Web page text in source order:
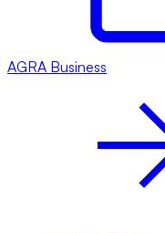
AGRA Business